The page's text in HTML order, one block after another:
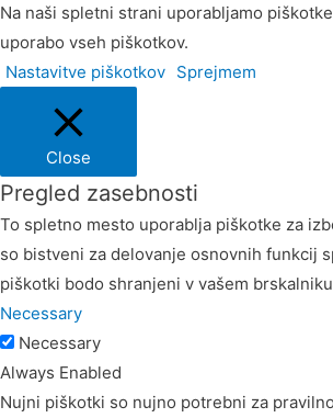
Na naši spletni strani uporabljamo
uporabo vseh piškotkov.
Nastavitve piškotkov Sprejmem
Close
Pregled zasebnosti
To spletno mesto uporablja piškotke za
so bistveni za delovanje osnovnih funkcij
piškotki bodo shranjeni v vašem
Necessary
Necessary
Always Enabled
Nujni piškotki so nujno potrebni za